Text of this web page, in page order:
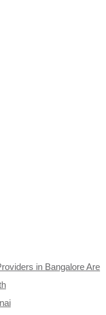
in Bangalore Are